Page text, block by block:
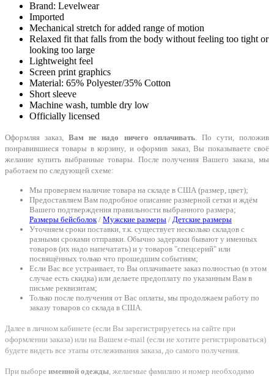
Brand: Levelwear
Imported
Mechanical stretch for added range of motion
Relaxed fit that falls from the body without feeling too tight or
looking too large
Lightweight feel
Screen print graphics
Material: 65% Polyester/35% Cotton
Short sleeve
Machine wash, tumble dry low
Officially licensed
Оформляя заказ,Вам не надо ничего оплачивать. По сути, положив
понравившиеся товары в корзину, и оформив заказ, Вы показываете своё
желание купить выбранные товары. После получения Вашего заказа, мы
работаем по следующей схеме:
Мы проверяем наличие товара на складе в США (размер, цвет);
Предоставляем Вам подробное описание размерной сетки и ждём
Вашего подтверждения правильности выбранного размера;
Размеры бейсболок/ Мужские размеры / Детские размеры
Уточняем сроки поставки, т.к. существует несколько складов с
разными сроками отправки. Обычно задержки бывают у именных
товаров (их надо напечатать) и у товаров "спецсерий" или
посвящённых только что прошедшим событиям;
Если Вас все устраивает, то Вы оплачиваете заказ полностью (в этом
случае есть скидка) или делаете предоплату по указанным Вам в
письме реквизитам;
Только после получения от Вас оплаты, мы продолжаем работу по
заказу товаров со склада в США.
Далее в личном кабинете (если Вы зарегистрируетесь на сайте при
оформлении заказа) или на Вашем e-mail (если не хотите регистрироваться)
будете видеть все этапы отслеживания заказа, до самого получения.
При выборе именной одежды, желаемые фамилию и номер необходимо